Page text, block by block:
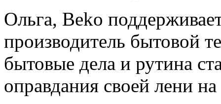
Ольга, Beko
производитель бытовой
бытовые дела и рутина
оправдания своей лени